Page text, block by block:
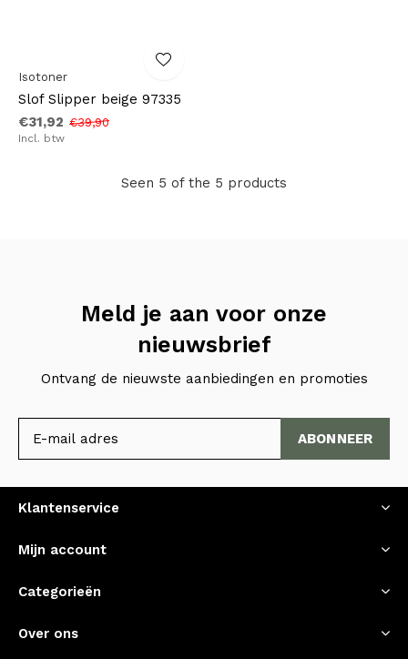
Isotoner
Slof Slipper beige 97335
€31,92 €39,90
Incl. btw
Seen 5 of the 5 products
Meld je aan voor onze
nieuwsbrief
Ontvang de nieuwste aanbiedingen en promoties
ABONNEER
Klantenservice
Mijn account
Categorieën
Over ons